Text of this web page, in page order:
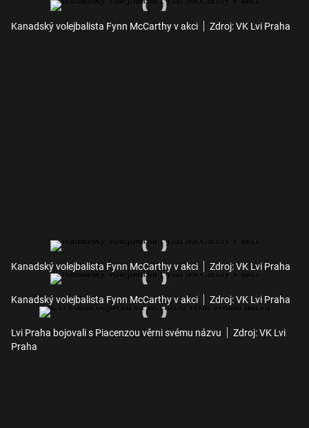
Kanadský volejbalista Fynn McCarthy v akci Zdroj: VK Lvi Praha
Kanadský volejbalista Fynn McCarthy v akci Zdroj: VK Lvi Praha
Kanadský volejbalista Fynn McCarthy v akci Zdroj: VK Lvi Praha
Lvi Praha bojovali s Piacenzou věrni svému názvu
Zdroj: VK Lvi
Praha